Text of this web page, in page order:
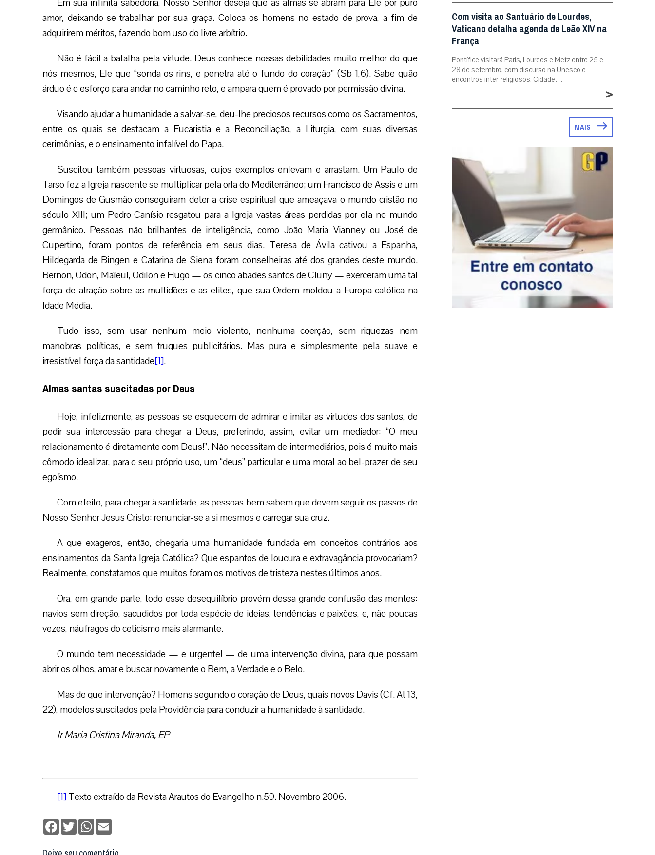
amor, deixando-se trabalhar por sua graça. Coloca os homens no estado de prova, a fim de
adquirirem méritos, fazendo bom uso do livre arbítrio.
Não é fácil a batalha pela virtude. Deus conhece nossas debilidades muito melhor do que
nós mesmos, Ele que “sonda os rins, e penetra até o fundo do coração” (Sb 1,6). Sabe quão
árduo é o esforço para andar no caminho reto, e ampara quem é provado por permissão divina.
Visando ajudar a humanidade a salvar-se, deu-lhe preciosos recursos como os Sacramentos,
entre os quais se destacam a Eucaristia e a Reconciliação, a Liturgia, com suas diversas
cerimônias, e o ensinamento infalível do Papa.
Suscitou também pessoas virtuosas, cujos exemplos enlevam e arrastam. Um Paulo de
Tarso fez a Igreja nascente se multiplicar pela orla do Mediterrâneo; um Francisco de Assis e um
Domingos de Gusmão conseguiram deter a crise espiritual que ameaçava o mundo cristão no
século XIII; um Pedro Canísio resgatou para a Igreja vastas áreas perdidas por ela no mundo
germânico. Pessoas não brilhantes de inteligência, como João Maria Vianney ou José de
Cupertino, foram pontos de referência em seus dias. Teresa de Ávila cativou a Espanha,
Hildegarda de Bingen e Catarina de Siena foram conselheiras até dos grandes deste mundo.
Bernon, Odon, Maïeul, Odilon e Hugo — os cinco abades santos de Cluny — exerceram uma tal
força de atração sobre as multidões e as elites, que sua Ordem moldou a Europa católica na
Idade Média.
Tudo isso, sem usar nenhum meio violento, nenhuma coerção, sem riquezas nem
manobras políticas, e sem truques publicitários. Mas pura e simplesmente pela suave e
irresistível força da santidade[1].
Almas santas suscitadas por Deus
Hoje, infelizmente, as pessoas se esquecem de admirar e imitar as virtudes dos santos, de
pedir sua intercessão para chegar a Deus, preferindo, assim, evitar um mediador: “O meu
relacionamento é diretamente com Deus!”. Não necessitam de intermediários, pois é muito mais
cômodo idealizar, para o seu próprio uso, um “deus” particular e uma moral ao bel-prazer de seu
egoísmo.
Com efeito, para chegar à santidade, as pessoas bem sabem que devem seguir os passos de
Nosso Senhor Jesus Cristo: renunciar-se a si mesmos e carregar sua cruz.
A que exageros, então, chegaria uma humanidade fundada em conceitos contrários aos
ensinamentos da Santa Igreja Católica? Que espantos de loucura e extravagância provocariam?
Realmente, constatamos que muitos foram os motivos de tristeza nestes últimos anos.
Ora, em grande parte, todo esse desequilíbrio provém dessa grande confusão das mentes:
navios sem direção, sacudidos por toda espécie de ideias, tendências e paixões, e, não poucas
vezes, náufragos do ceticismo mais alarmante.
O mundo tem necessidade — e urgente! — de uma intervenção divina, para que possam
abrir os olhos, amar e buscar novamente o Bem, a Verdade e o Belo.
Mas de que intervenção? Homens segundo o coração de Deus, quais novos Davis (Cf. At 13,
22), modelos suscitados pela Providência para conduzir a humanidade à santidade.
Ir Maria Cristina Miranda, EP
[1]Texto extraído da Revista Arautos do Evangelho n.59. Novembro 2006.
Facebook
TwitterWhatsApp
Com visita ao Santuário de Lourdes,
Vaticano detalha agenda de Leão XIV na
França
Pontífice visitará Paris, Lourdes e Metz entre 25 e
28 de setembro, com discurso na Unesco e
encontros inter-religiosos. Cidade…
>
MAIS